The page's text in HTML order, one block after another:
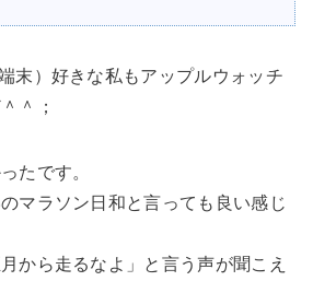
末）好きな私もアップルウォッチ
＾；
たです。
マラソン日和と言っても良い感じ
から走るなよ 」と言う声が聞こえ